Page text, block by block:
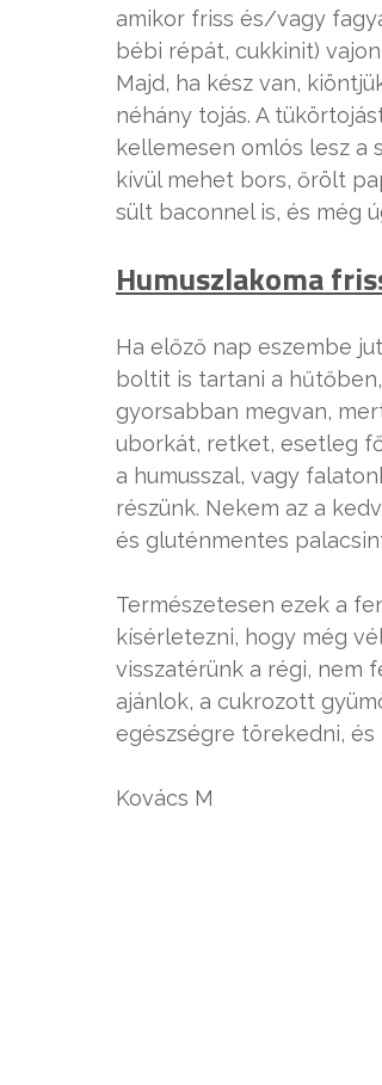
amikor friss és/vagy
bébi répát, cukkinit)
Majd, ha kész van,
néhány tojás. A
kellemesen omlós lesz a
kívül mehet bors, őrölt
sült baconnel is, és még
Humuszlakoma
Ha előző nap eszembe
boltit is tartani a
gyorsabban megvan,
uborkát, retket, esetleg
a humusszal, vagy
részünk. Nekem az a
és gluténmentes
Természetesen ezek a
kísérletezni, hogy még
visszatérünk a régi, nem
ajánlok, a cukrozott
egészségre törekedni,
Kovács M